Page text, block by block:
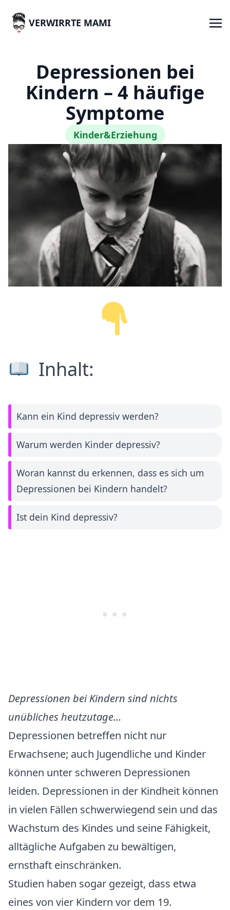
VERWIRRTE MAMI
Depressionen bei
Kindern – 4 häufige
Symptome
Kinder&Erziehung
Inhalt:
Kann ein Kind depressiv werden?
Warum werden Kinder depressiv?
Woran kannst du erkennen, dass es sich um
Depressionen bei Kindern handelt?
Ist dein Kind depressiv?
Depressionen bei Kindern sind nichts
unübliches heutzutage…
Depressionen betreffen nicht nur
Erwachsene; auch Jugendliche und Kinder
können unter schweren Depressionen
leiden. Depressionen in der Kindheit können
in vielen Fällen schwerwiegend sein und das
Wachstum des Kindes und seine Fähigkeit,
alltägliche Aufgaben zu bewältigen,
ernsthaft einschränken.
Studien haben sogar gezeigt, dass etwa
eines von vier Kindern vor dem 19.